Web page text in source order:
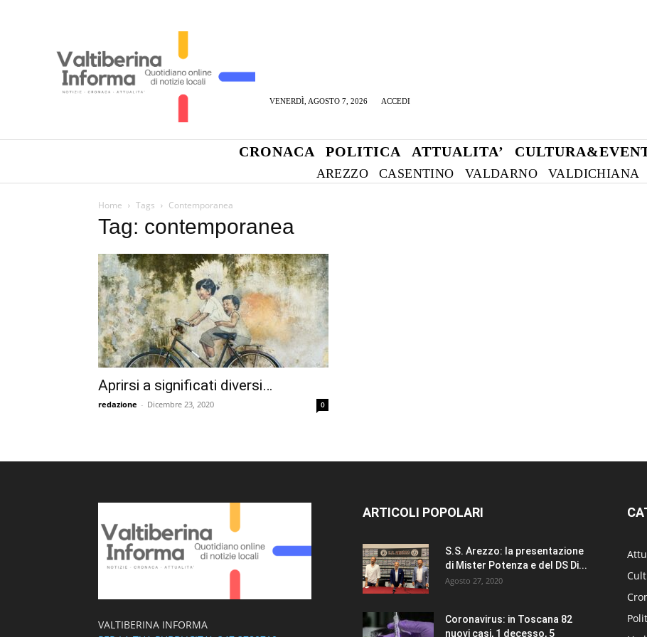
VENERDÌ, AGOSTO 7, 2026 ACCEDI
CRONACA POLITICA ATTUALITA’
AREZZO CASENTINO VALDARNO VALDICHIANA
Home Tags Contemporanea
Tag: contemporanea
Aprirsi a significati diversi…
redazione - Dicembre 23, 2020 0
VALTIBERINA INFORMA
ARTICOLI POPOLARI
S.S. Arezzo: la presentazione
di Mister Potenza e del DS Di...
Agosto 27, 2020
Coronavirus: in Toscana 82
nuovi casi, 1 decesso, 5